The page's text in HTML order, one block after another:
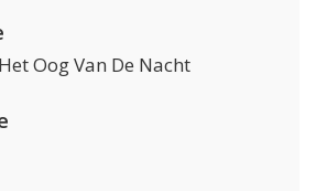
Oog Van De Nacht